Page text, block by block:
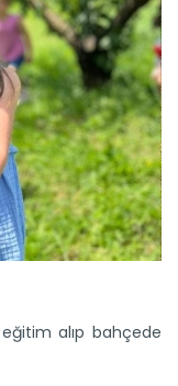
alıp bahçede